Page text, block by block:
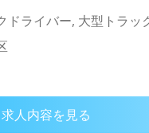
ドライバー, 大型トラッ
求人内容を見る